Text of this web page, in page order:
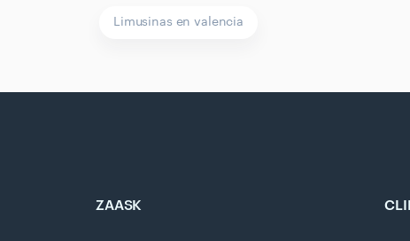
Limusinas en valencia
ZAASK